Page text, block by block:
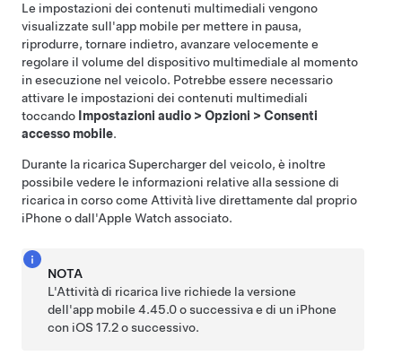
Le impostazioni dei contenuti multimediali vengono
visualizzate sull'app mobile per mettere in pausa,
riprodurre, tornare indietro, avanzare velocemente e
regolare il volume del dispositivo multimediale al momento
in esecuzione nel veicolo. Potrebbe essere necessario
attivare le impostazioni dei contenuti multimediali
toccando Impostazioni audio > Opzioni > Consenti
accesso mobile.
Durante la ricarica Supercharger del veicolo, è inoltre
possibile vedere le informazioni relative alla sessione di
ricarica in corso come Attività live direttamente dal proprio
iPhone o dall'Apple Watch associato.
NOTA
L'Attività di ricarica live richiede la versione
dell'app mobile 4.45.0 o successiva e di un iPhone
con iOS 17.2 o successivo.